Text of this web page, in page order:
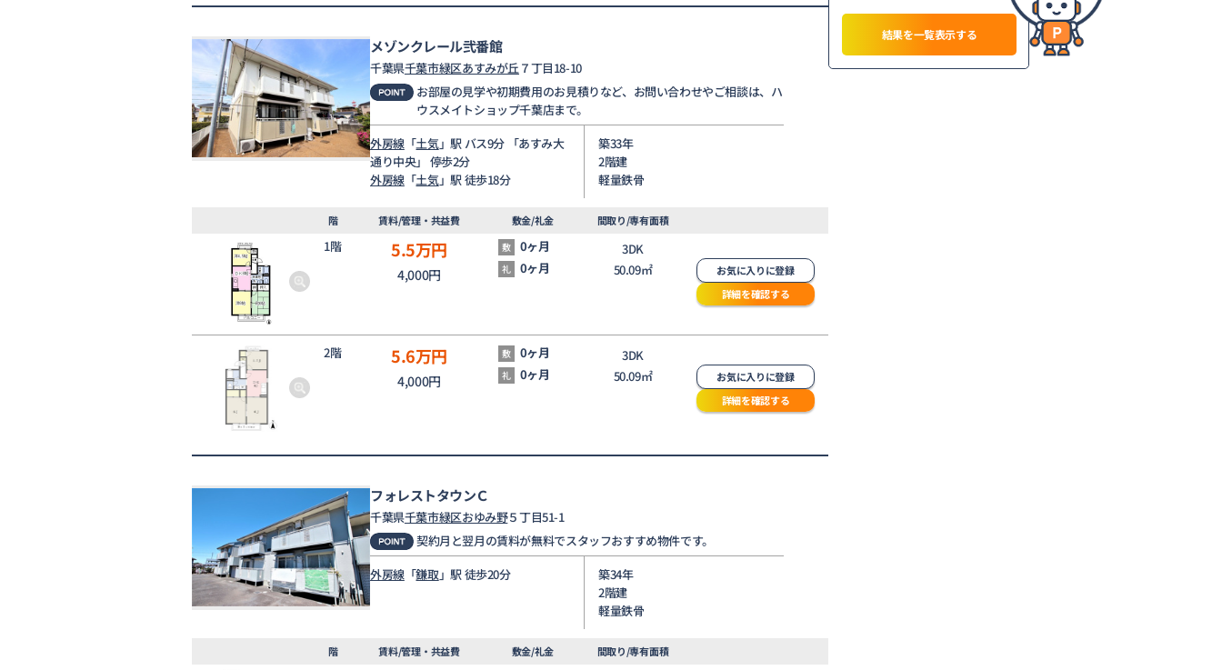
メゾンクレール弐番館
千葉県千葉市緑区あすみが丘 ７丁目18-10
お部屋の見学や初期費用のお見積りなど、お問い合わせやご相談は、ハ
ウスメイトショップ千葉店まで。
外房線「土気」駅 バス9分 「あすみ大
通り中央」 停歩2分
外房線「土気」駅 徒歩18分
築33年
2階建
軽量鉄骨
階 賃料/管理・共益費 敷金/礼金 間取り/専有面積
1階 5.5万円
4,000円
敷 0ヶ月
礼 0ヶ月
3DK
50.09㎡
お気に入りに登録
詳細を確認する
2階 5.6万円
4,000円
敷 0ヶ月
礼 0ヶ月
3DK
50.09㎡
お気に入りに登録
詳細を確認する
フォレストタウンＣ
千葉県千葉市緑区おゆみ野５丁目51-1
契約月と翌月の賃料が無料でスタッフおすすめ物件です。
外房線「鎌取 」駅 徒歩20分
築34年
2階建
軽量鉄骨
階 賃料/管理・共益費 敷金/礼金 間取り/専有面積
結果を一覧表示する